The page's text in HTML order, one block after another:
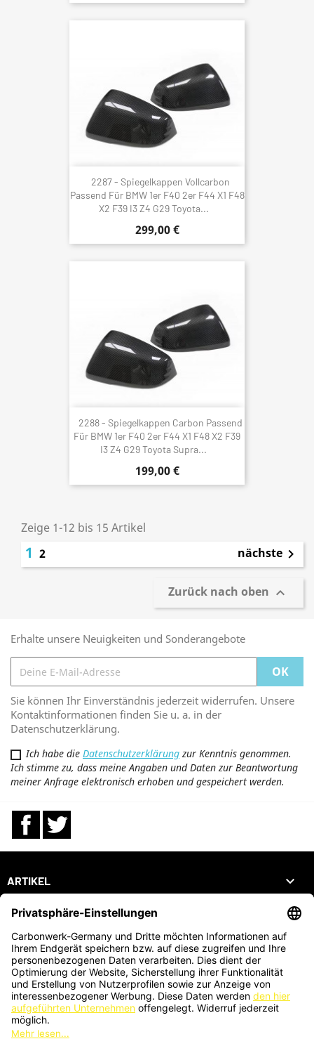
2287 - Spiegelkappen Vollcarbon
Passend Für BMW 1er F40 2er F44 X1 F48
X2 F39 I3 Z4 G29 Toyota...
299,00 €
2288 - Spiegelkappen Carbon Passend
Für BMW 1er F40 2er F44 X1 F48 X2 F39
I3 Z4 G29 Toyota Supra...
199,00 €
Zeige 1-12 bis 15 Artikel
1 2 nächste 
Zurück nach oben 
Erhalte unsere Neuigkeiten und Sonderangebote
Sie können Ihr Einverständnis jederzeit widerrufen. Unsere
Kontaktinformationen finden Sie u. a. in der
Datenschutzerklärung.
Ich habe die Datenschutzerklärung zur Kenntnis genommen.
Ich stimme zu, dass meine Angaben und Daten zur Beantwortung
meiner Anfrage elektronisch erhoben und gespeichert werden.
Facebook
ARTIKEL 
UNTERNEHMEN 
DEIN KONTO 
SHOP